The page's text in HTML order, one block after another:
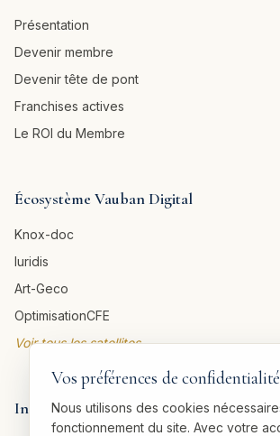
Présentation
Devenir membre
Devenir tête de pont
Franchises actives
Le ROI du Membre
Écosystème Vauban Digital
Knox-doc
Iuridis
Art-Geco
OptimisationCFE
Voir tous les satellites →
Informations légales
Vos préférences de confidentialité
Nous utilisons des cookies
fonctionnement du site. Avec votre